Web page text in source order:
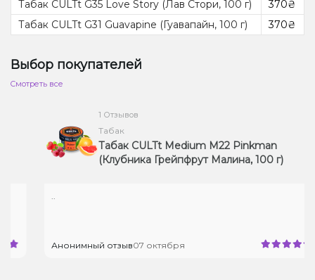
Табак CULTt G35 Love Story (Лав Стори, 100 г)
370₴
Табак CULTt G31 Guavapine (Гуавапайн, 100 г)
370₴
Выбор покупателей
Cмотреть все
1 Отзывов
Табак
Табак CULTt Medium M22 Pinkman
(Клубника Грейпфрут Малина, 100 г)
Анонимный отзыв07 октября